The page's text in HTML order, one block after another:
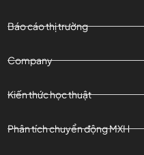
Báo cáo thị trường
Company
Kiến thức học thuật
Phân tích chuyển động MXH